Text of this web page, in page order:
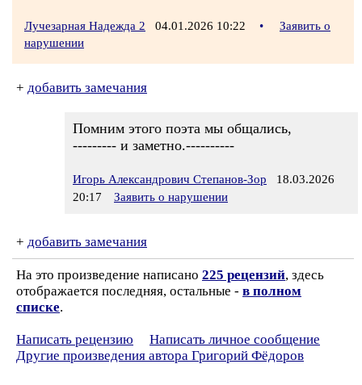
Лучезарная Надежда 2 04.01.2026 10:22 •
Заявить о
нарушении
+ добавить замечания
Помним этого поэта мы общались,
--------- и заметно.----------
Игорь Александрович Степанов-Зор 18.03.2026
20:17
Заявить о нарушении
+ добавить замечания
На это произведение написано 225 рецензий, здесь
отображается последняя, остальные - в полном
списке.
Написать рецензию
Написать личное сообщение
Другие произведения автора Григорий Фёдоров